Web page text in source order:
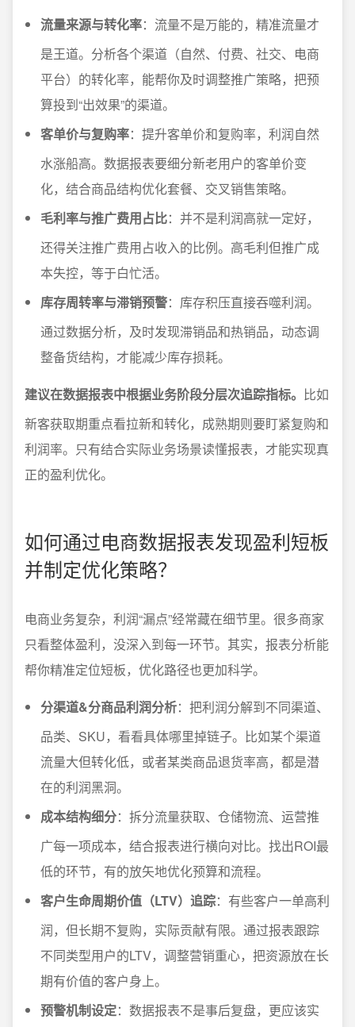
流量来源与转化率：流量不是万能的，精准流量才
是王道。分析各个渠道（自然、付费、社交、电商
平台）的转化率，能帮你及时调整推广策略，把预
算投到“出效果”的渠道。
客单价与复购率：提升客单价和复购率，利润自然
水涨船高。数据报表要细分新老用户的客单价变
化，结合商品结构优化套餐、交叉销售策略。
毛利率与推广费用占比：并不是利润高就一定好，
还得关注推广费用占收入的比例。高毛利但推广成
本失控，等于白忙活。
库存周转率与滞销预警：库存积压直接吞噬利润。
通过数据分析，及时发现滞销品和热销品，动态调
整备货结构，才能减少库存损耗。
建议在数据报表中根据业务阶段分层次追踪指标。 比如
新客获取期重点看拉新和转化，成熟期则要盯紧复购和
利润率。只有结合实际业务场景读懂报表，才能实现真
正的盈利优化。
如何通过电商数据报表发现盈利短板
并制定优化策略？
电商业务复杂，利润“漏点”经常藏在细节里。很多商家
只看整体盈利，没深入到每一环节。其实，报表分析能
帮你精准定位短板，优化路径也更加科学。
分渠道&分商品利润分析：把利润分解到不同渠道、
品类、SKU，看看具体哪里掉链子。比如某个渠道
流量大但转化低，或者某类商品退货率高，都是潜
在的利润黑洞。
成本结构细分：拆分流量获取、仓储物流、运营推
广每一项成本，结合报表进行横向对比。找出ROI最
低的环节，有的放矢地优化预算和流程。
客户生命周期价值（LTV）追踪：有些客户一单高利
润，但长期不复购，实际贡献有限。通过报表跟踪
不同类型用户的LTV，调整营销重心，把资源放在长
期有价值的客户身上。
预警机制设定：数据报表不是事后复盘，更应该实